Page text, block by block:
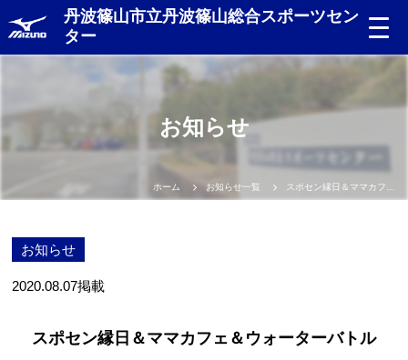
丹波篠山市立丹波篠山総合スポーツセン
ター
お知らせ
ホーム お知らせ一覧
お知らせ
2020.08.07掲載
スポセン縁日＆ママカフェ＆ウォーターバトル